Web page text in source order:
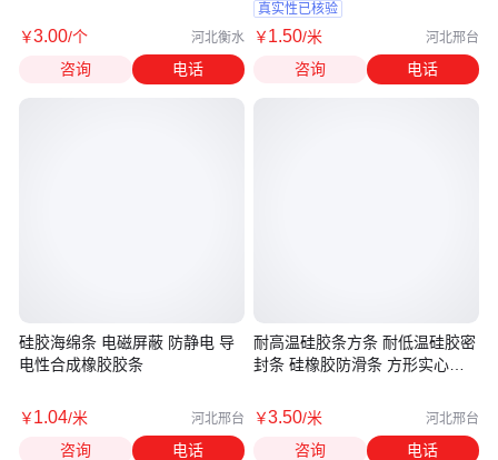
￥3.00/个 河北衡水
咨询 电话
硅胶海绵条 电磁屏蔽 防静电 导
电性合成橡胶胶条
￥1.04/米 河北邢台
咨询 电话
真实性已核验
￥1.50/米 河北邢台
咨询 电话
耐高温硅胶条方条 耐低温硅胶密
封条 硅橡胶防滑条 方形实心胶
￥3.50/米 河北邢台
咨询 电话